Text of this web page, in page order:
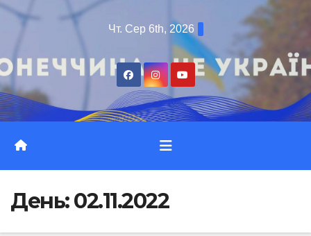
Перейти
Чт. Сер 6th, 2026
День:02.11.2022